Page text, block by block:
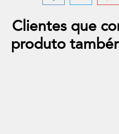
Clientes que
produto